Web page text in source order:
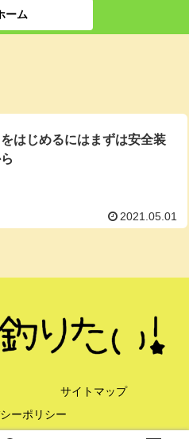
ーム
はじめるにはまずは安全装
2021.05.01
サイトマップ
ーポリシー